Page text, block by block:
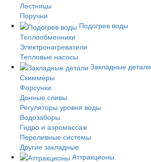
Лестницы
Поручни
Подогрев воды
Теплообменники
Электронагреватели
Тепловые насосы
Закладные детали
Скиммеры
Форсунки
Донные сливы
Регуляторы уровня воды
Водозаборы
Гидро и аэромассаж
Переливные системы
Другие закладные
Аттракционы